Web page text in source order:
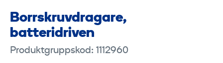
Borrskruvdragare,
batteridriven
Produktgruppskod: 1112960